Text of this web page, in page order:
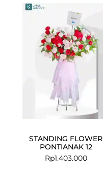
STANDING FLOWER
PONTIANAK 12
Rp1.403.000